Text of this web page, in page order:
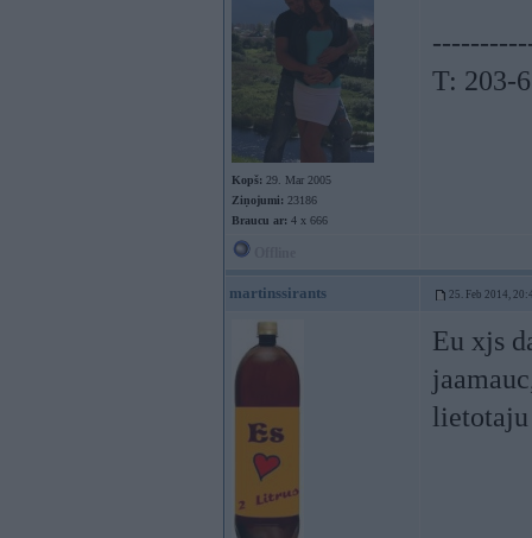
Kopš: 29. Mar 2005
Ziņojumi: 23186
Braucu ar: 4 x 666
T: 203-
martinssirants 25. Feb 2014,
Eu xjs